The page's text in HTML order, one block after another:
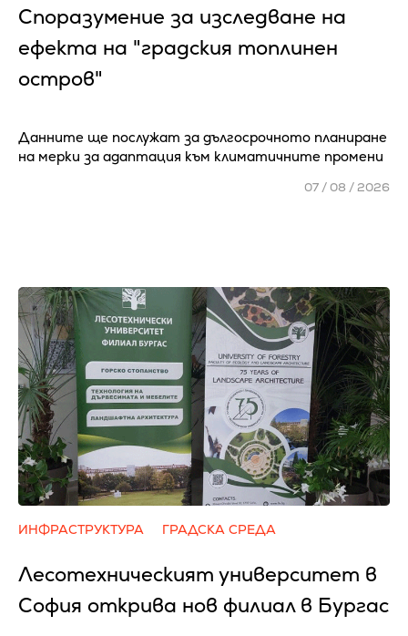
Споразумение за изследване на
ефекта на "градския топлинен
остров"
Данните ще послужат за дългосрочното планиране
на мерки за адаптация към климатичните промени
07 / 08 / 2026
ИНФРАСТРУКТУРА ГРАДСКА СРЕДА
Лесотехническият университет в
София открива нов филиал в Бургас